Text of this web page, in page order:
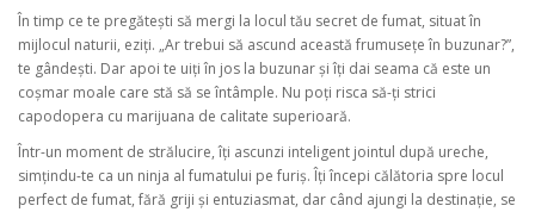
În timp ce te pregătești să mergi la locul tău secret de fumat, situat în
mijlocul naturii, eziți. „Ar trebui să ascund această frumusețe în buzunar?”,
te gândești. Dar apoi te uiți în jos la buzunar și îți dai seama că este un
coșmar moale care stă să se întâmple. Nu poți risca să-ți strici
capodopera cu marijuana de calitate superioară.
Într-un moment de strălucire, îți ascunzi inteligent jointul după ureche,
simțindu-te ca un ninja al fumatului pe furiș. Îți începi călătoria spre locul
perfect de fumat, fără griji și entuziasmat, dar când ajungi la destinație, se